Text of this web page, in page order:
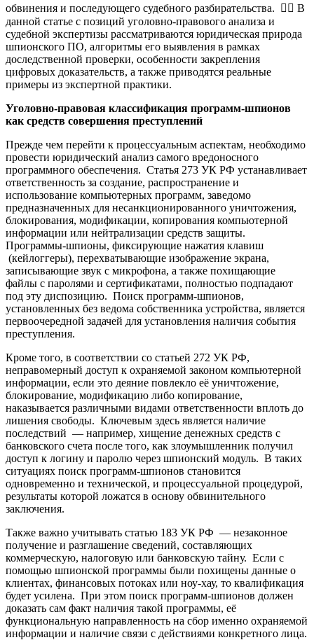
обвинения и последующего судебного разбирательства. 🕵️‍♂️ В
данной статье с позиций уголовно-правового анализа и
судебной экспертизы рассматриваются юридическая природа
шпионского ПО, алгоритмы его выявления в рамках
доследственной проверки, особенности закрепления
цифровых доказательств, а также приводятся реальные
примеры из экспертной практики.
Уголовно-правовая классификация программ-шпионов
как средств совершения преступлений
Прежде чем перейти к процессуальным аспектам, необходимо
провести юридический анализ самого вредоносного
программного обеспечения. Статья 273 УК РФ устанавливает
ответственность за создание, распространение и
использование компьютерных программ, заведомо
предназначенных для несанкционированного уничтожения,
блокирования, модификации, копирования компьютерной
информации или нейтрализации средств защиты.
Программы-шпионы, фиксирующие нажатия клавиш
(кейлоггеры), перехватывающие изображение экрана,
записывающие звук с микрофона, а также похищающие
файлы с паролями и сертификатами, полностью подпадают
под эту диспозицию. Поиск программ-шпионов,
установленных без ведома собственника устройства, является
первоочередной задачей для установления наличия события
преступления.
Кроме того, в соответствии со статьей 272 УК РФ,
неправомерный доступ к охраняемой законом компьютерной
информации, если это деяние повлекло её уничтожение,
блокирование, модификацию либо копирование,
наказывается различными видами ответственности вплоть до
лишения свободы. Ключевым здесь является наличие
последствий — например, хищение денежных средств с
банковского счета после того, как злоумышленник получил
доступ к логину и паролю через шпионский модуль. В таких
ситуациях поиск программ-шпионов становится
одновременно и технической, и процессуальной процедурой,
результаты которой ложатся в основу обвинительного
заключения.
Также важно учитывать статью 183 УК РФ — незаконное
получение и разглашение сведений, составляющих
коммерческую, налоговую или банковскую тайну. Если с
помощью шпионской программы были похищены данные о
клиентах, финансовых потоках или ноу-хау, то квалификация
будет усилена. При этом поиск программ-шпионов должен
доказать сам факт наличия такой программы, её
функциональную направленность на сбор именно охраняемой
информации и наличие связи с действиями конкретного лица.